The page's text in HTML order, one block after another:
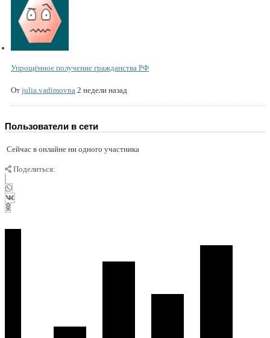
Упрощённое получение гражданства РФ
От julia.vadimovna 2 недели назад
Пользователи в сети
Сейчас в онлайне ни одного участника
Поделиться: